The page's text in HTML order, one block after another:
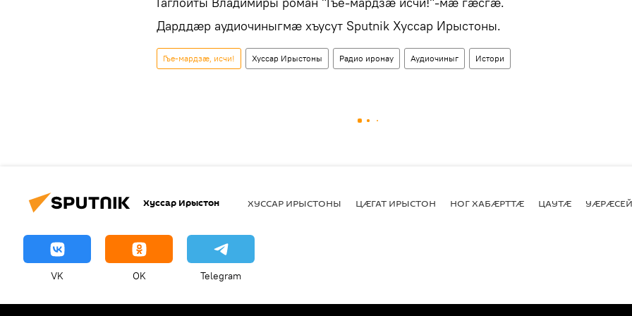
Дарддæр аудиочиныгмæ хъусут Sputnik Хуссар Ирыстоны.
Гъе-мардзæ, исчи! Хуссар Ирыстоны Радио иронау Аудиочиныг Истори
Хуссар Ирыстон ХУССАР ИРЫСТОНЫ ЦӔГАТ ИРЫСТОН НОГ ХАБӔРТТӔ ЦАУТӔ
VK OK Telegram